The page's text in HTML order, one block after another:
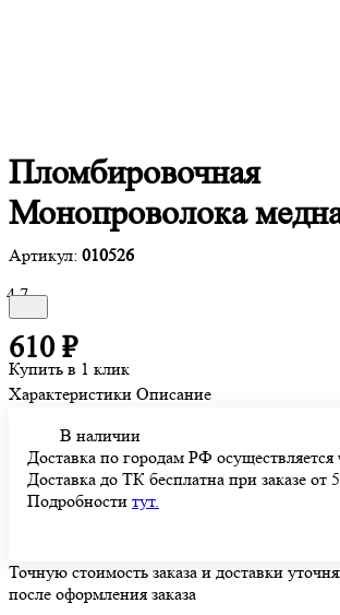
Пломбировочная
Монопроволока
Артикул: 010526
4.7
610 ₽
Купить в 1 клик
Характеристики Описание
В наличии
Доставка по городам РФ осуществляется
Доставка до ТК бесплатна при заказе от
Подробности тут.
Точную стоимость заказа и доставки
после оформления заказа